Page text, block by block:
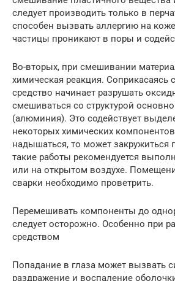
следует производить только в
способен вызвать аллергию на
частицы проникают в поры и
Во-вторых, при смешивании
химическая реакция. Соприкасаясь
средство начинает разрушать
смешиваться со структурой
(алюминия). Это содействует
некоторых химических
надышаться, то может закружиться
такие работы рекомендуется
или на открытом воздухе.
сварки необходимо проветрить.
Перемешивать компоненты до
следует осторожно. Особенно при
средством
Попадание в глаза может вызвать
раздражение и воспаление